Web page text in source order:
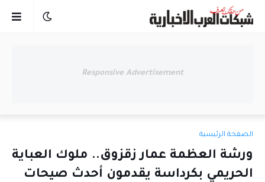
Responsive Advertisement
الصفحة الرئيسية
ورشة العظمة عمار زقزوق.. ملوك العباية
الحريمي بكرداسة يقدمون أحدث صيحات